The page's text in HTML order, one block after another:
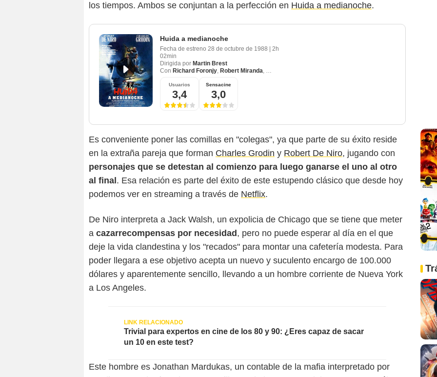
los tiempos. Ambos se conjuntan a la perfección en Huida a medianoche.
Huida a medianoche
Fecha de estreno 28 de octubre de 1988
2h
02min
Dirigida por Martin Brest
Con Richard Foronjy, Robert Miranda, Philip Baker Hall
Usuarios
3,4
Sensacine
3,0
Es conveniente poner las comillas en "colegas", ya que parte de su éxito reside
en la extraña pareja que forman Charles Grodin y Robert De Niro, jugando con
personajes que se detestan al comienzo para luego ganarse el uno al otro
al final . Esa relación es parte del éxito de este estupendo clásico que desde hoy
podemos ver en streaming a través de Netflix.
De Niro interpreta a Jack Walsh, un expolicia de Chicago que se tiene que meter
a cazarrecompensas por necesidad , pero no puede esperar al día en el que
deje la vida clandestina y los "recados" para montar una cafetería modesta. Para
poder llegara a ese objetivo acepta un nuevo y suculento encargo de 100.000
dólares y aparentemente sencillo, llevando a un hombre corriente de Nueva York
a Los Angeles.
Trivial para expertos en cine de los 80 y 90: ¿Eres capaz de sacar
un 10 en este test?
Este hombre es Jonathan Mardukas, un contable de la mafia interpretado por